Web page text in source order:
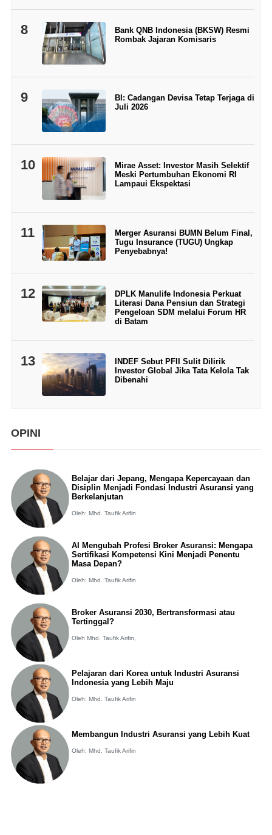
8
Bank QNB Indonesia (BKSW) Resmi
Rombak Jajaran Komisaris
9
BI: Cadangan Devisa Tetap Terjaga di
Juli 2026
10
Mirae Asset: Investor Masih Selektif
Meski Pertumbuhan Ekonomi RI
Lampaui Ekspektasi
11
Merger Asuransi BUMN Belum Final,
Tugu Insurance (TUGU) Ungkap
Penyebabnya!
12
DPLK Manulife Indonesia Perkuat
Literasi Dana Pensiun dan Strategi
Pengeloan SDM melalui Forum HR
di Batam
13
INDEF Sebut PFII Sulit Dilirik
Investor Global Jika Tata Kelola Tak
Dibenahi
OPINI
Belajar dari Jepang, Mengapa Kepercayaan dan
Disiplin Menjadi Fondasi Industri Asuransi yang
Berkelanjutan
Oleh: Mhd. Taufik Arifin
AI Mengubah Profesi Broker Asuransi: Mengapa
Sertifikasi Kompetensi Kini Menjadi Penentu
Masa Depan?
Oleh: Mhd. Taufik Arifin
Broker Asuransi 2030, Bertransformasi atau
Tertinggal?
Oleh Mhd. Taufik Arifin,
Pelajaran dari Korea untuk Industri Asuransi
Indonesia yang Lebih Maju
Oleh: Mhd. Taufik Arifin
Membangun Industri Asuransi yang Lebih Kuat
Oleh: Mhd. Taufik Arifin